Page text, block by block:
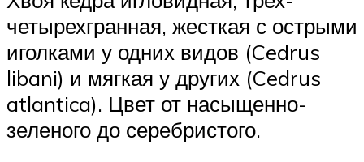
четырехгранная, жесткая с острыми
иголками у одних видов (Cedrus
libani) и мягкая у других (Cedrus
atlantica). Цвет от насыщенно-
зеленого до серебристого.